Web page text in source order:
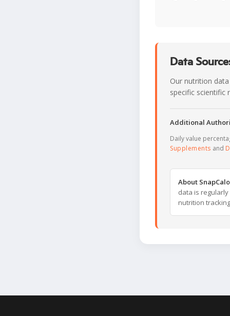
Data
Our nutrition
specific scientific
Additional
Daily value
Supplements and
About
data is
nutrition